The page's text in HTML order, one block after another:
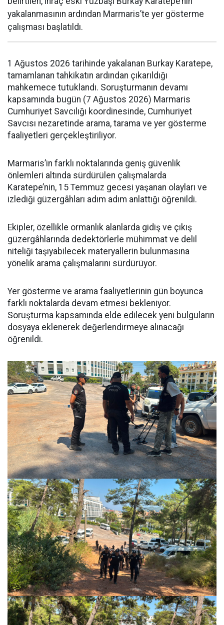
yakalanmasının ardından Marmaris’te yer gösterme
çalışması başlatıldı.
1 Ağustos 2026 tarihinde yakalanan Burkay Karatepe,
tamamlanan tahkikatın ardından çıkarıldığı
mahkemece tutuklandı. Soruşturmanın devamı
kapsamında bugün (7 Ağustos 2026) Marmaris
Cumhuriyet Savcılığı koordinesinde, Cumhuriyet
Savcısı nezaretinde arama, tarama ve yer gösterme
faaliyetleri gerçekleştiriliyor.
Marmaris’in farklı noktalarında geniş güvenlik
önlemleri altında sürdürülen çalışmalarda
Karatepe’nin, 15 Temmuz gecesi yaşanan olayları ve
izlediği güzergâhları adım adım anlattığı öğrenildi.
Ekipler, özellikle ormanlık alanlarda gidiş ve çıkış
güzergâhlarında dedektörlerle mühimmat ve delil
niteliği taşıyabilecek materyallerin bulunmasına
yönelik arama çalışmalarını sürdürüyor.
Yer gösterme ve arama faaliyetlerinin gün boyunca
farklı noktalarda devam etmesi bekleniyor.
Soruşturma kapsamında elde edilecek yeni bulguların
dosyaya eklenerek değerlendirmeye alınacağı
öğrenildi.